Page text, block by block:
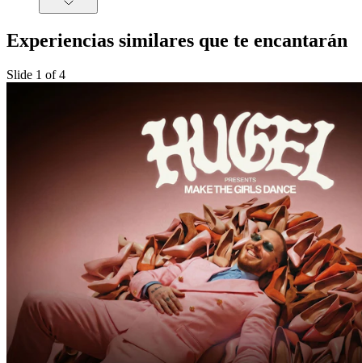
Experiencias similares que te encantarán
Slide 1 of 4